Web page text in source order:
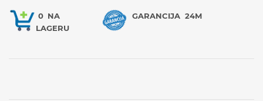
0 NA
LAGERU
GARANCIJA 24M